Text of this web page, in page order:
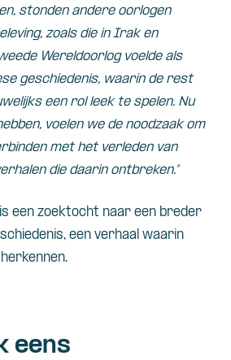
stonden andere oorlogen
zoals die in Irak en
Wereldoorlog voelde als
geschiedenis, waarin de rest
een rol leek te spelen. Nu
voelen we de noodzaak om
met het verleden van
die daarin ontbreken.”
een zoektocht naar een breder
een verhaal waarin
eens